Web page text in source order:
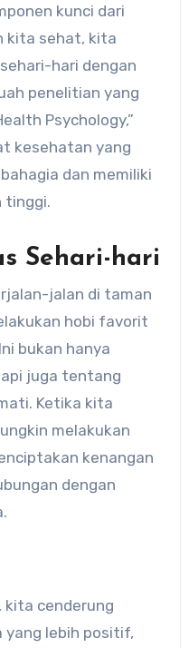
kunci dari
kita sehat, kita
hari dengan
penelitian yang
Psychology,”
kesehatan yang
dan memiliki
tinggi.
Sehari-hari
jalan di taman
hobi favorit
bukan hanya
juga tentang
Ketika kita
melakukan
kenangan
dengan
kita cenderung
yang lebih positif,